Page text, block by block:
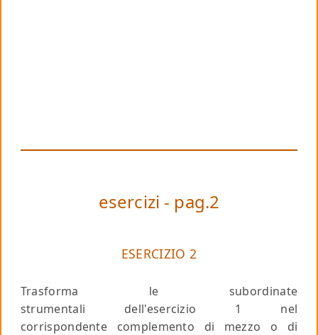
esercizi - pag.2
ESERCIZIO 2
Trasforma le subordinate
strumentali dell'esercizio 1 nel
corrispondente complemento di mezzo o di